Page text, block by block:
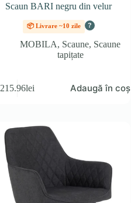
Scaun BARI negru din velur
📦 Livrare ~10 zile ?
MOBILA, Scaune, Scaune
tapițate
215.96lei Adaugă în coș